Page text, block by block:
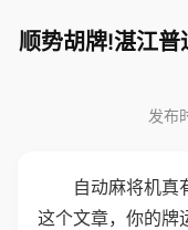
顺势胡牌!湛江
发布
自动麻将机真
这个文章，你的牌